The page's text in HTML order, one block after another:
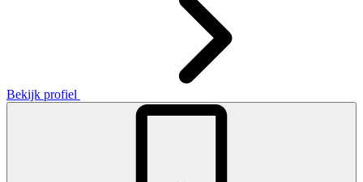
Bekijk profiel